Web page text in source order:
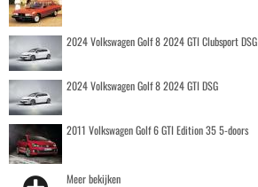
2024 Volkswagen Golf 8 2024 GTI Clubsport DSG
2024 Volkswagen Golf 8 2024 GTI DSG
2011 Volkswagen Golf 6 GTI Edition 35 5-doors
Meer bekijken